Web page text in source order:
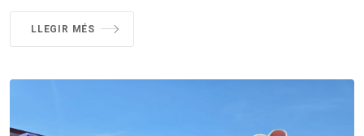
LLEGIR MÉS